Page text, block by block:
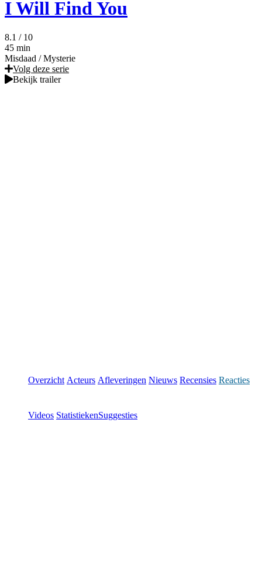
I Will Find You
8.1 / 10
45 min
Misdaad / Mysterie
Volg deze serie
Bekijk trailer
Overzicht Acteurs Afleveringen Nieuws Recensies Reacties
Videos StatistiekenSuggesties